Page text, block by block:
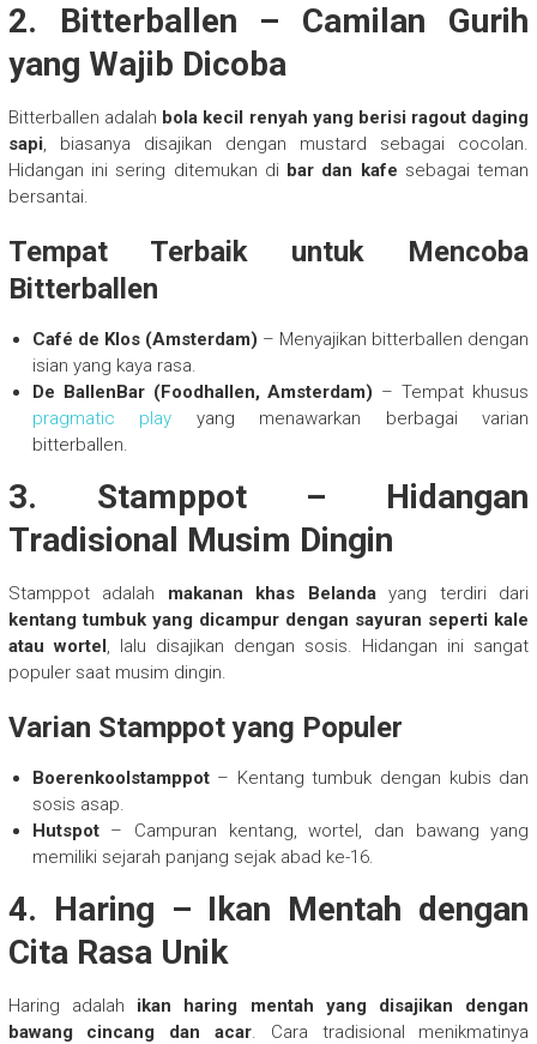
2. Bitterballen – Camilan Gurih
yang Wajib Dicoba
Bitterballen adalah bola kecil renyah yang berisi ragout daging
sapi, biasanya disajikan dengan mustard sebagai cocolan.
Hidangan ini sering ditemukan di bar dan kafe sebagai teman
bersantai.
Tempat Terbaik untuk Mencoba
Bitterballen
Café de Klos (Amsterdam) – Menyajikan bitterballen dengan
isian yang kaya rasa.
De BallenBar (Foodhallen, Amsterdam) – Tempat khusus
pragmatic play yang menawarkan berbagai varian
bitterballen.
3. Stamppot – Hidangan
Tradisional Musim Dingin
Stamppot adalah makanan khas Belandayang terdiri dari
kentang tumbuk yang dicampur dengan sayuran seperti kale
atau wortel, lalu disajikan dengan sosis. Hidangan ini sangat
populer saat musim dingin.
Varian Stamppot yang Populer
Boerenkoolstamppot– Kentang tumbuk dengan kubis dan
sosis asap.
Hutspot– Campuran kentang, wortel, dan bawang yang
memiliki sejarah panjang sejak abad ke-16.
4. Haring – Ikan Mentah dengan
Cita Rasa Unik
Haring adalah ikan haring mentah yang disajikan dengan
bawang cincang dan acar. Cara tradisional menikmatinya